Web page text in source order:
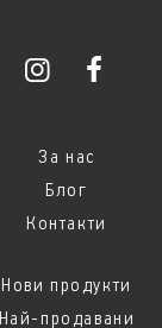
За нас
Блог
Контакти
Нови продукти
Най-продавани